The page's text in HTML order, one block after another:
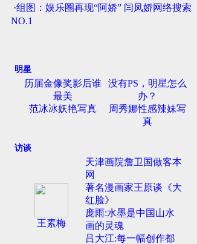
·组图：娱乐圈再现“阿娇” 闫凤娇网络搜索
NO.1
明星
历届金像奖影后谁
最美
没有PS，明星怎么
办？
范冰冰妖艳写真
周秀娜性感辣妹写
真
访谈
王素梅
天津画院詹卫国做客本
网
著名漫画家王原谈《大
红脸》
庞雨:水墨是中国山水
画的灵魂
吕大江:每一幅创作都